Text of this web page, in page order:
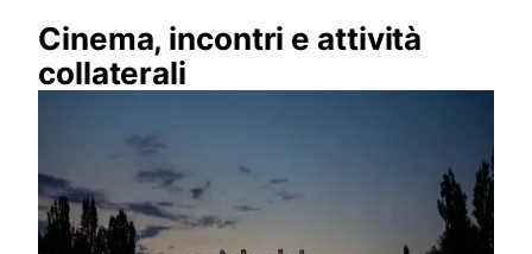
Cinema, incontri e attività
collaterali